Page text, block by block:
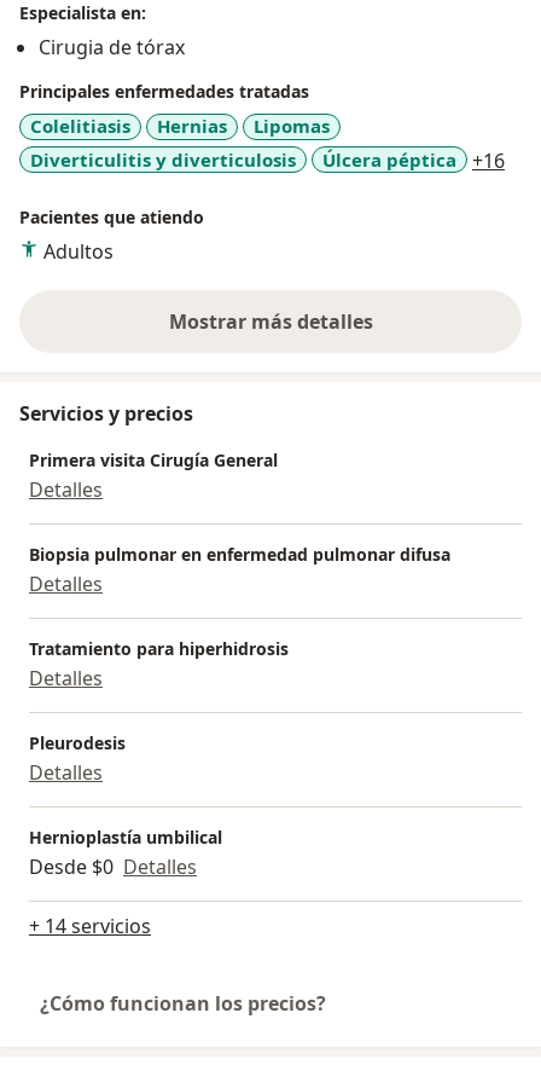
torácica, tratamiento de tumores de mediastino,
patología de la pared torácica y abdominal.
Especialista en:
Cirugia de tórax
Principales enfermedades tratadas
Colelitiasis Hernias
Lipomas
Diverticulitis y diverticulosis
Úlcera péptica +16
Pacientes que atiendo
Adultos
Mostrar más detalles
sobre la experiencia
Servicios y precios
Primera visita Cirugía General
Detalles
Biopsia pulmonar en enfermedad pulmonar difusa
Detalles
Tratamiento para hiperhidrosis
Detalles
Pleurodesis
Detalles
Hernioplastía umbilical
Desde $0 Detalles
+ 14 servicios
¿Cómo funcionan los precios?